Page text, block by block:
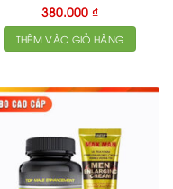
380.000 ₫
THÊM VÀO GIỎ HÀNG